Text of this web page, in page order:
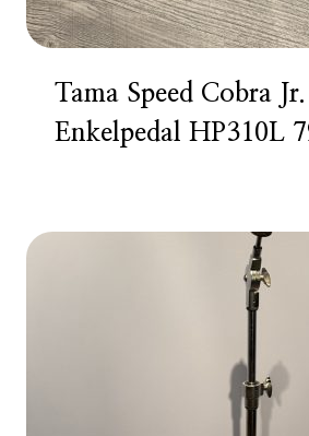
Tama Speed Cobra Jr.
Enkelpedal HP310L